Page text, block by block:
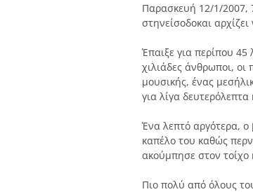
Παρασκευή 12/1/2007,
στηνείσοδοκαι
Έπαιξε για περίπου
χιλιάδες άνθρωποι, οι
μουσικής, ένας
για λίγα
Ένα λεπτό αργότερα, ο
καπέλο του καθώς
ακούμπησε στον τοίχο
Πιο πολύ από όλους